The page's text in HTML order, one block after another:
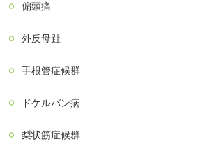
偏頭痛
外反母趾
手根管症候群
ドケルバン病
梨状筋症候群